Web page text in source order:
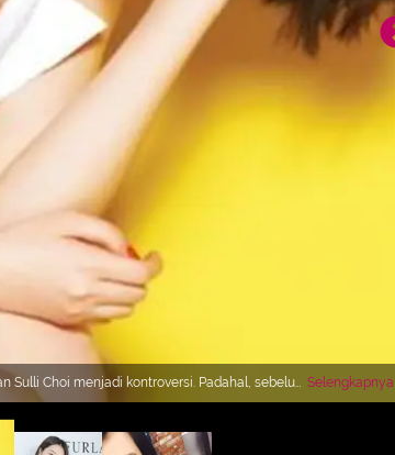
Choi menjadi kontroversi. Padahal, sebelum Selengkapnya